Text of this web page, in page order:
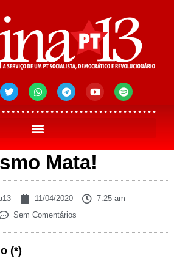
Mata!
11/04/2020
7:25 am
Sem Comentários
(*)